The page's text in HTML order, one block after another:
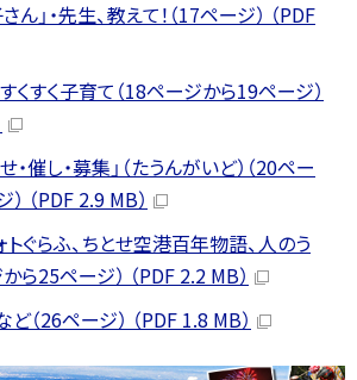
」・先生、教えて！（17ページ） （PDF
くすく子育て（18ページから19ページ）
・催し・募集」（たうんがいど）（20ペー
（PDF 2.9 MB）
トぐらふ、ちとせ空港百年物語、人のう
ら25ページ） （PDF 2.2 MB）
（26ページ） （PDF 1.8 MB）